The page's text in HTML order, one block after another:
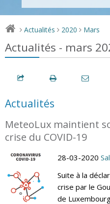
> Actualités > 2020 > Mars
Actualités - mars
Actualités
MeteoLux maintient
crise du COVID-19
28-03-2020
Suite à la
crise par le
de